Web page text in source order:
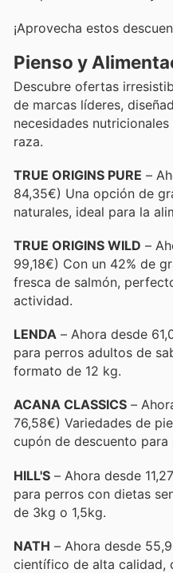
¡Aprovecha estos
Pienso y
Descubre ofertas
de marcas líderes,
necesidades
raza.
TRUE ORIGINS PURE –
84,35€) Una opción de
naturales, ideal para la
TRUE ORIGINS WILD –
99,18€) Con un 42% de
fresca de salmón,
actividad.
LENDA – Ahora desde
para perros adultos de
formato de 12 kg.
ACANA CLASSICS –
76,58€) Variedades de
cupón de descuento
HILL'S – Ahora desde
para perros con dietas
de 3kg o 1,5kg.
NATH – Ahora desde
científico de alta calidad,